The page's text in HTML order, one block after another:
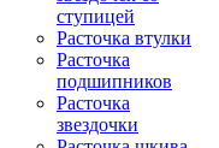
ступицей
Расточка втулки
Расточка
подшипников
Расточка
звездочки